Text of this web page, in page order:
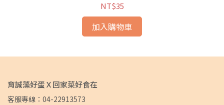
NT$35
加入購物車
育誠藻好蛋Ｘ回家菜好食在
客服專線：04-22913573